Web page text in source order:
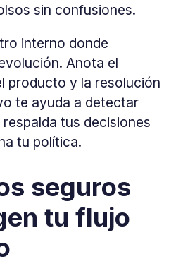
sin confusiones.
interno donde
Anota el
producto y la resolución
te ayuda a detectar
tus decisiones
tu política.
seguros
tu flujo